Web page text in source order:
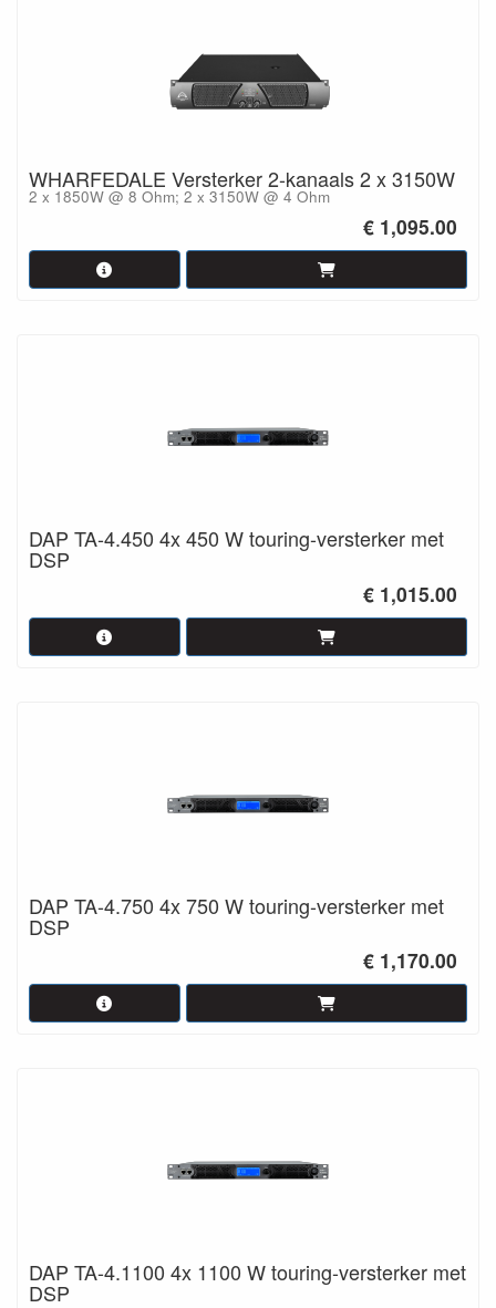
WHARFEDALE Versterker 2-kanaals 2 x 3150W
2 x 1850W @ 8 Ohm; 2 x 3150W @ 4 Ohm
€ 1,095.00
DAP TA-4.450 4x 450 W touring-versterker met
DSP
€ 1,015.00
DAP TA-4.750 4x 750 W touring-versterker met
DSP
€ 1,170.00
DAP TA-4.1100 4x 1100 W touring-versterker met
DSP